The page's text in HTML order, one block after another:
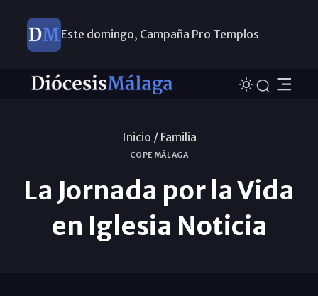
Este domingo, Campaña Pro Templos
Inicio / Familia
COPE MÁLAGA
La Jornada por la Vida
en Iglesia Noticia